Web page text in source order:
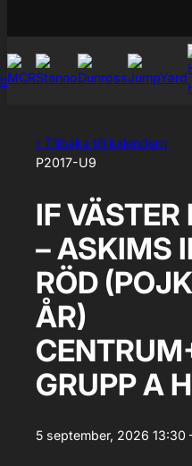
‹ Tillbaka till kalendern
P2017-U9
IF VÄSTER
– ASKIMS
RÖD
ÅR)
GRUPP A
5 september, 2026 13:30